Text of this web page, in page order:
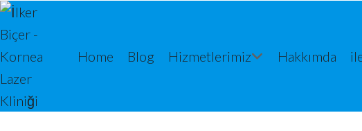
Home Blog Hizmetlerimiz Hakkımda